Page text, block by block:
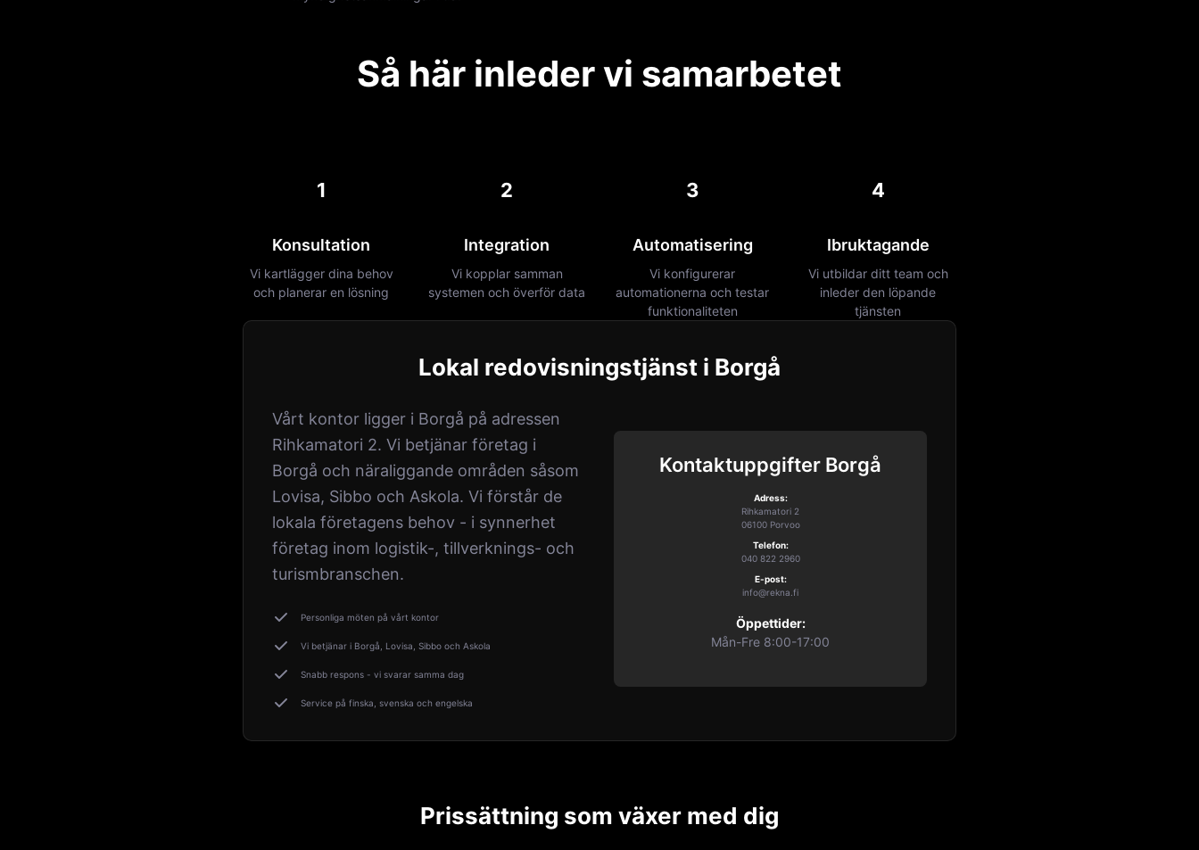
Så här inleder vi samarbetet
1
Konsultation
Vi kartlägger dina behov
och planerar en lösning
2
Integration
Vi kopplar samman
systemen och överför data
3
Automatisering
Vi konfigurerar
automationerna och testar
funktionaliteten
4
Ibruktagande
Vi utbildar ditt team och
inleder den löpande
tjänsten
Lokal redovisningstjänst i Borgå
Vårt kontor ligger i Borgå på adressen
Rihkamatori 2. Vi betjänar företag i
Borgå och näraliggande områden såsom
Lovisa, Sibbo och Askola. Vi förstår de
lokala företagens behov - i synnerhet
företag inom logistik-, tillverknings- och
turismbranschen.
Personliga möten på vårt kontor
Vi betjänar i Borgå, Lovisa, Sibbo och Askola
Snabb respons - vi svarar samma dag
Service på finska, svenska och engelska
Kontaktuppgifter Borgå
Adress:
Rihkamatori 2
06100 Porvoo
Telefon:
040 822 2960
E-post:
info@rekna.fi
Öppettider:
Mån-Fre 8:00-17:00
Prissättning som växer med dig